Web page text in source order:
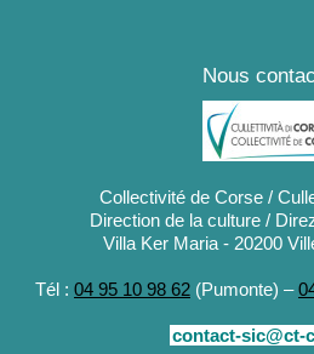
Nous
Collectivité de Corse /
Direction de la culture /
Villa Ker Maria - 20200
Tél : 04 95 10 98 62 (Pumonte) –
contact-sic@ct-